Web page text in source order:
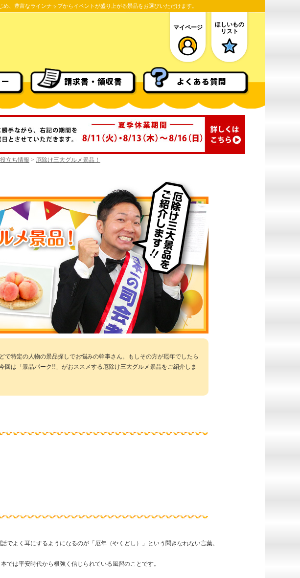
、豊富なラインナップからイベントが盛り上がる景品をお選びいただけます。
マイページ
ほしいもの
リスト
請求書・領収書 よくある質問
立ち情報 > 厄除け三大グルメ景品！
で特定の人物の景品探しでお悩みの幹事さん。もしその方が厄年でしたら
回は「景品パーク!!」がおススメする厄除け三大グルメ景品をご紹介しま
でよく耳にするようになるのが「厄年（やくどし）」という聞きなれない言葉。
では平安時代から根強く信じられている風習のことです。